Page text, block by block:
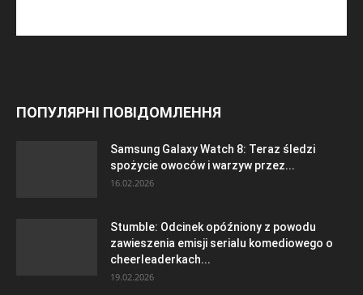
ПОПУЛЯРНІ ПОВІДОМЛЕННЯ
Samsung Galaxy Watch 8: Teraz śledzi
spożycie owoców i warzyw przez...
16.02.2026
Stumble: Odcinek opóźniony z powodu
zawieszenia emisji serialu komediowego o
cheerleaderkach...
19.02.2026